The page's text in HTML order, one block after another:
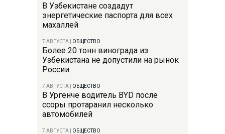
В Узбекистане создадут
энергетические паспорта для всех
махаллей
7 АВГУСТА ОБЩЕСТВО
Более 20 тонн винограда из
Узбекистана не допустили на рынок
России
7 АВГУСТА ОБЩЕСТВО
В Ургенче водитель BYD после
ссоры протаранил несколько
автомобилей
7 АВГУСТА ОБЩЕСТВО